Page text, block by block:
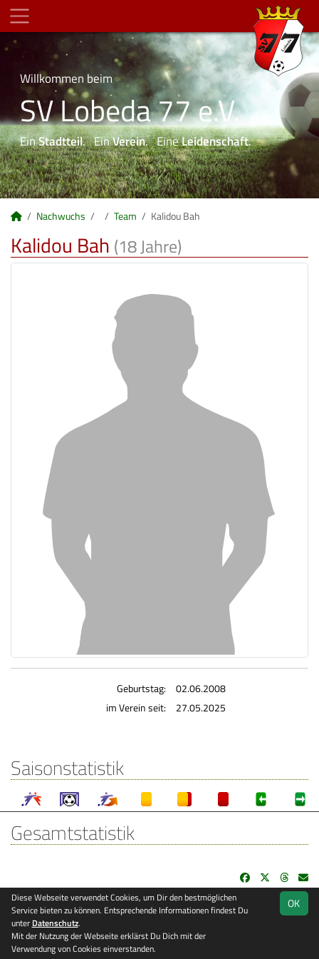
Willkommen beim
SV Lobeda 77 e.V.
EinStadtteil. EinVerein. EineLeidenschaft.
Nachwuchs Team Kalidou Bah
Kalidou Bah (18 Jahre)
Geburtstag:
02.06.2008
im Verein seit:
27.05.2025
Saisonstatistik
Gesamtstatistik
soccero.de
Besucherstatistik Kontakt Impressum
OK
Diese Webseite verwendet Cookies, um Dir den bestmöglichen
Service bieten zu können. Entsprechende Informationen findest Du
unter Datenschutz.
Mit der Nutzung der Webseite erklärst Du Dich mit der
Verwendung von Cookies einverstanden.